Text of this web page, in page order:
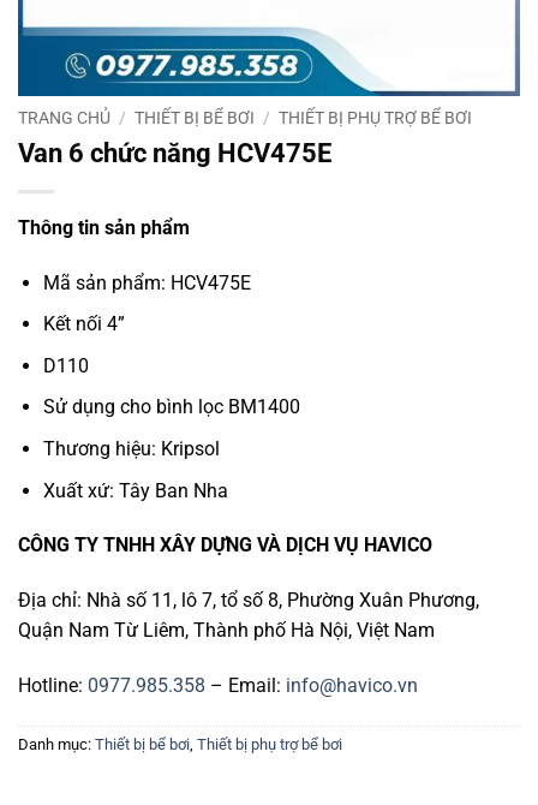
TRANG CHỦ / THIẾT BỊ BỂ BƠI / THIẾT BỊ PHỤ TRỢ BỂ BƠI
Van 6 chức năng HCV475E
Thông tin sản phẩm
Mã sản phẩm: HCV475E
Kết nối 4”
D110
Sử dụng cho bình lọc BM1400
Thương hiệu: Kripsol
Xuất xứ: Tây Ban Nha
CÔNG TY TNHH XÂY DỰNG VÀ DỊCH VỤ HAVICO
Địa chỉ: Nhà số 11, lô 7, tổ số 8, Phường Xuân Phương,
Quận Nam Từ Liêm, Thành phố Hà Nội, Việt Nam
Hotline: 0977.985.358 – Email: info@havico.vn
Danh mục: Thiết bị bể bơi Thiết bị phụ trợ bể bơi